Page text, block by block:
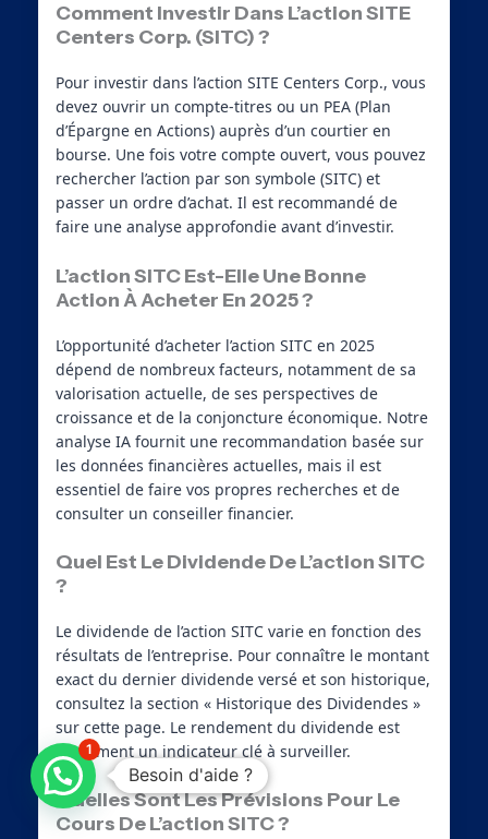
Comment Investir Dans L’action SITE
Centers Corp. (SITC) ?
Pour investir dans l’action SITE Centers Corp., vous
devez ouvrir un compte-titres ou un PEA (Plan
d’Épargne en Actions) auprès d’un courtier en
bourse. Une fois votre compte ouvert, vous pouvez
rechercher l’action par son symbole (SITC) et
passer un ordre d’achat. Il est recommandé de
faire une analyse approfondie avant d’investir.
L’action SITC Est-Elle Une Bonne
Action À Acheter En 2025 ?
L’opportunité d’acheter l’action SITC en 2025
dépend de nombreux facteurs, notamment de sa
valorisation actuelle, de ses perspectives de
croissance et de la conjoncture économique. Notre
analyse IA fournit une recommandation basée sur
les données financières actuelles, mais il est
essentiel de faire vos propres recherches et de
consulter un conseiller financier.
Quel Est Le Dividende De L’action SITC
?
Le dividende de l’action SITC varie en fonction des
résultats de l’entreprise. Pour connaître le montant
exact du dernier dividende versé et son historique,
consultez la section « Historique des Dividendes »
sur cette page. Le rendement du dividende est
également un indicateur clé à surveiller.
Quelles Sont Les Prévisions Pour Le
Cours De L’action SITC ?
Besoin d'aide ?
1